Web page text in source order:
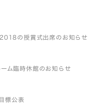
の授賞式出席のお知らせ
ム臨時休館のお知らせ
標公表